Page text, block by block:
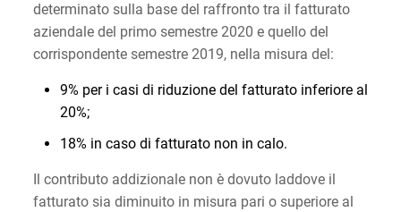
determinato sulla base del raffronto tra il fatturato
aziendale del primo semestre 2020 e quello del
corrispondente semestre 2019, nella misura del:
9% per i casi di riduzione del fatturato inferiore al
20%;
18% in caso di fatturato non in calo.
Il contributo addizionale non è dovuto laddove il
fatturato sia diminuito in misura pari o superiore al